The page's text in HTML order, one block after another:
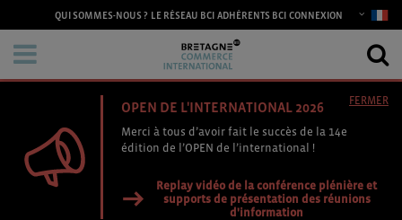
QUI SOMMES-NOUS ? LE RÉSEAU BCI ADHÉRENTS BCI CONNEXION
OPEN DE L'INTERNATIONAL 2026
Merci à tous d’avoir fait le succès de la 14e
édition de l’OPEN de l’international !
Replay vidéo de la conférence plénière et
supports de présentation des réunions
d'information
FERMER